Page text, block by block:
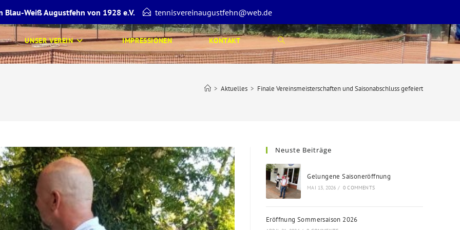
Blau-Weiß Augustfehn von 1928 e.V. tennisvereinaugustfehn@web.de
UNSER VEREIN IMPRESSIONEN KONTAKT WEBSITE-
> Aktuelles > Finale Vereinsmeisterschaften und Saisonabschluss gefeiert
Neuste Beiträge
Gelungene Saisoneröffnung
MAI 13, 2026 / 0 COMMENTS
Eröffnung Sommersaison 2026